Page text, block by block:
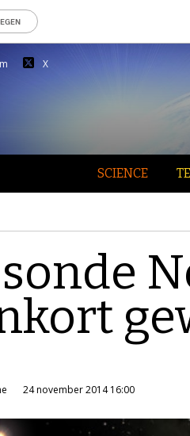
X
SCIENCE
24 november 2014 16:00